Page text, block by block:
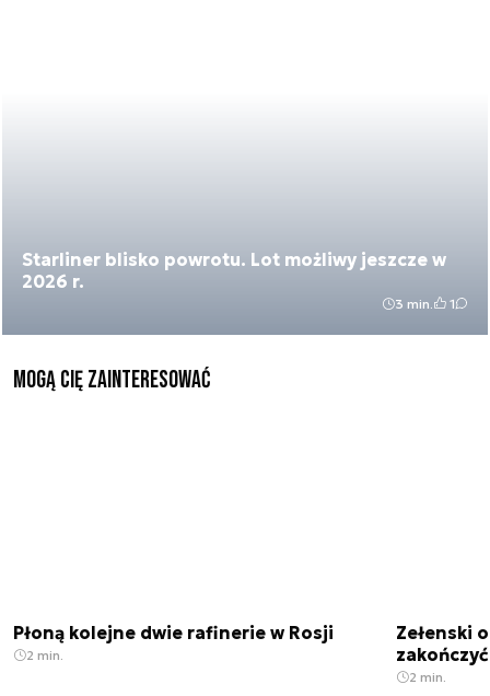
Starliner blisko powrotu. Lot możliwy jeszcze w
2026 r.
3 min. 1
Mogą Cię zainteresować
Płoną kolejne dwie rafinerie w Rosji
2 min.
Zełenski
2 min.